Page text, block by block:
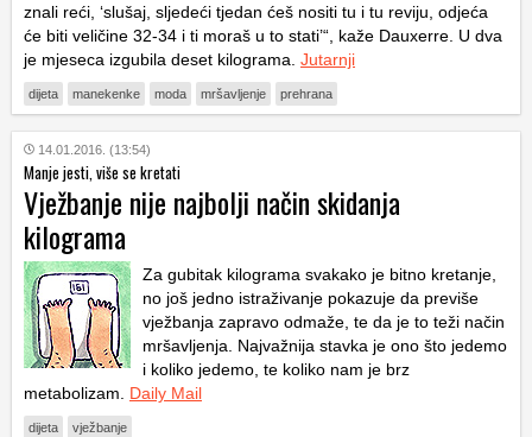
znali reći, ‘slušaj, sljedeći tjedan ćeš nositi tu i tu reviju, odjeća
će biti veličine 32-34 i ti moraš u to stati’“, kaže Dauxerre. U dva
je mjeseca izgubila deset kilograma. Jutarnji
dijeta manekenke moda mršavljenje prehrana
14.01.2016. (13:54)
Manje jesti, više se kretati
Vježbanje nije najbolji način skidanja
kilograma
Za gubitak kilograma svakako je bitno kretanje,
no još jedno istraživanje pokazuje da previše
vježbanja zapravo odmaže, te da je to teži način
mršavljenja. Najvažnija stavka je ono što jedemo
i koliko jedemo, te koliko nam je brz
metabolizam. Daily Mail
dijeta vježbanje